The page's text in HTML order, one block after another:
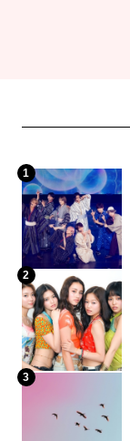
1
2
3